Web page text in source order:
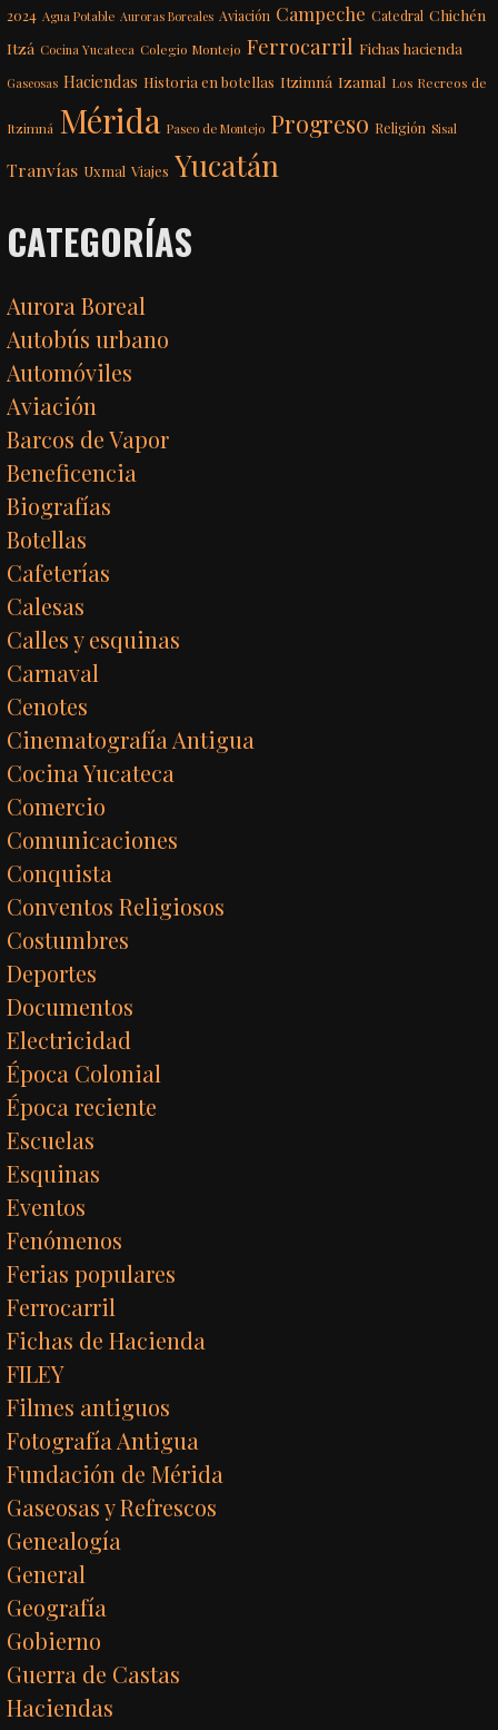
2024 Agua Potable Auroras Boreales Aviación Campeche Catedral Chichén
Itzá Cocina Yucateca Colegio Montejo Ferrocarril Fichas hacienda
Gaseosas Haciendas Historia en botellas Itzimná Izamal Los Recreos de
Itzimná Mérida Paseo de Montejo Progreso Religión Sisal
Tranvías Uxmal Viajes Yucatán
CATEGORÍAS
Aurora Boreal
Autobús urbano
Automóviles
Aviación
Barcos de Vapor
Beneficencia
Biografías
Botellas
Cafeterías
Calesas
Calles y esquinas
Carnaval
Cenotes
Cinematografía Antigua
Cocina Yucateca
Comercio
Comunicaciones
Conquista
Conventos Religiosos
Costumbres
Deportes
Documentos
Electricidad
Época Colonial
Época reciente
Escuelas
Esquinas
Eventos
Fenómenos
Ferias populares
Ferrocarril
Fichas de Hacienda
FILEY
Filmes antiguos
Fotografía Antigua
Fundación de Mérida
Gaseosas y Refrescos
Genealogía
General
Geografía
Gobierno
Guerra de Castas
Haciendas